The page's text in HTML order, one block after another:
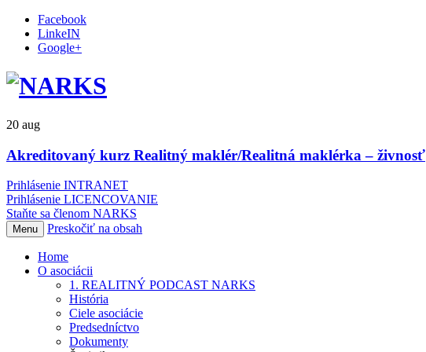
Facebook
LinkeIN
Google+
20 aug
Akreditovaný kurz Realitný maklér/Realitná maklérka – živnosť
Prihlásenie INTRANET
Prihlásenie LICENCOVANIE
Staňte sa členom NARKS
Menu Preskočiť na obsah
Home
O asociácii
1. REALITNÝ PODCAST NARKS
História
Ciele asociácie
Predsedníctvo
Dokumenty